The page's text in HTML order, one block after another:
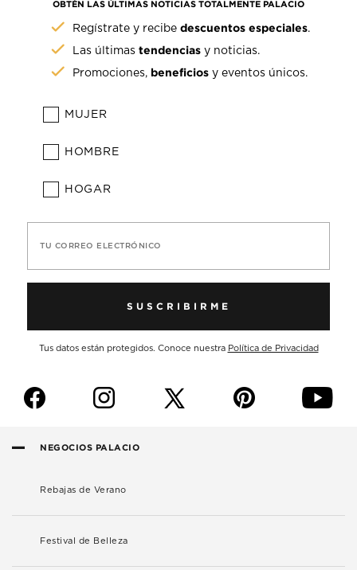
OBTÉN LAS ÚLTIMAS NOTICIAS TOTALMENTE PALACIO
Regístrate y recibedescuentos especiales.
Las últimastendencias y noticias.
Promociones, beneficios y eventos únicos.
MUJER
HOMBRE
HOGAR
TU CORREO ELECTRÓNICO
SUSCRIBIRME
Tus datos están protegidos. Conoce nuestra Política de Privacidad
f i p y
NEGOCIOS PALACIO
Rebajas de Verano
Festival de Belleza